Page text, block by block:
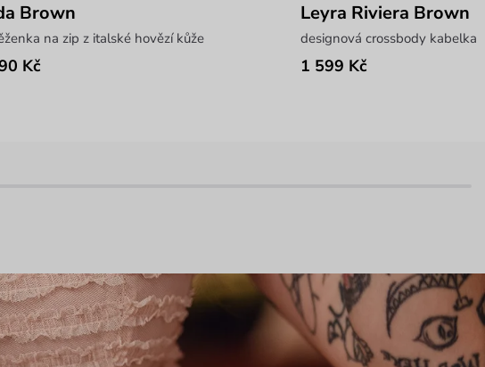
Brown
na zip z italské hovězí kůže
Kč
Leyra Riviera Brown
designová crossbody kabelka
1 599 Kč